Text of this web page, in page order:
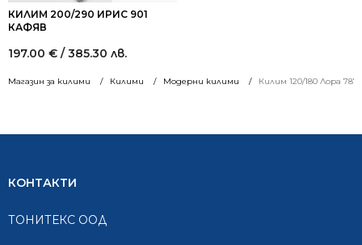
Магазин за килими Килими Модерни килими Килим 120/180 Лора
КИЛИМ 200/290 ИРИС 901
КАФЯВ
197.00 € / 385.30 лв.
КОНТАКТИ
ТОНИТЕКС ООД